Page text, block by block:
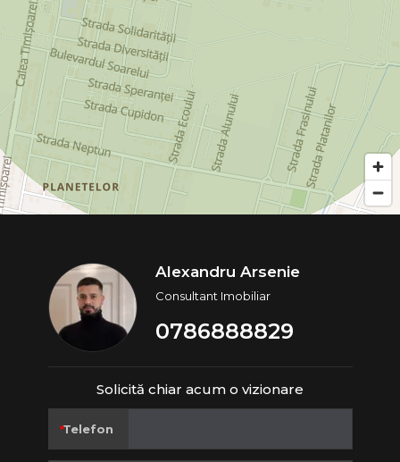
Alexandru Arsenie
Consultant Imobiliar
0786888829
Solicită chiar acum o vizionare
Telefon